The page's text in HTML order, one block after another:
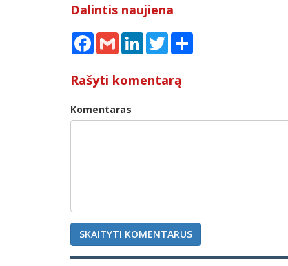
Dalintis naujiena
FacebookGmail LinkedInTwitter
Rašyti komentarą
Komentaras
SKAITYTI KOMENTARUS